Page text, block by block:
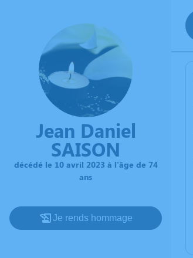
Jean Daniel
SAISON
décédé le 10 avril 2023 à l'âge de 74
ans
Je rends hommage